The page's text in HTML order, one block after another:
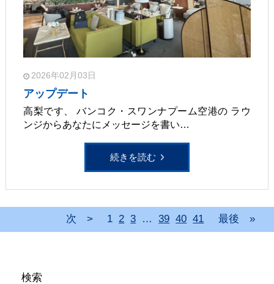
2026年02月03日
アップデート
高梨です、 バンコク・スワンナプーム空港の ラウ
ンジからあなたにメッセージを書い…
続きを読む
次 > 1 2 3 … 39 40 41 最後 »
検索